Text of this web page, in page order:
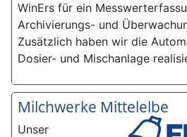
WinErs für ein
Archivierungs- und
Zusätzlich haben wir die
Dosier- und Mischanlage
Milchwerke Mittelelbe
Unser